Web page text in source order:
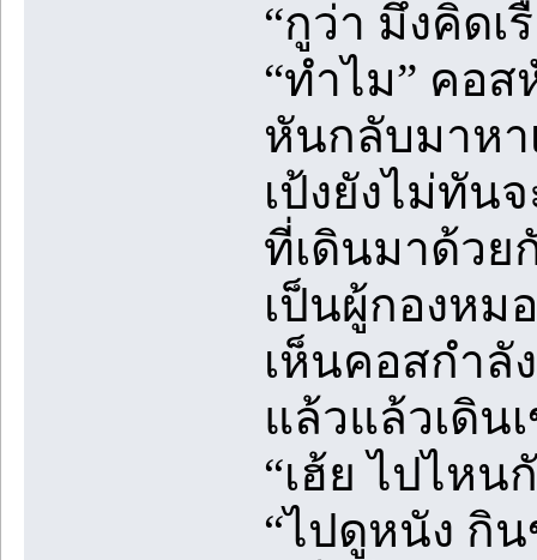
“กูว่า มึงคิดเ
“ทำไม” คอ
หันกลับมาหา
เป้งยังไม่ทั
ที่เดินมาด้วย
เป็นผู้กองหม
เห็นคอสกำลั
แล้วแล้วเดิน
“เฮ้ย ไปไห
“ไปดูหนัง กิ